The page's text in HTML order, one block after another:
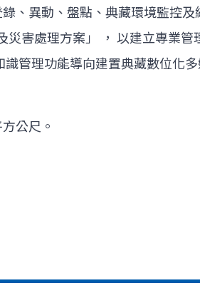
、異動、盤點、典藏環境監控及
害處理方案」 ， 以建立專業
管理功能導向建置典藏數位化
公尺。